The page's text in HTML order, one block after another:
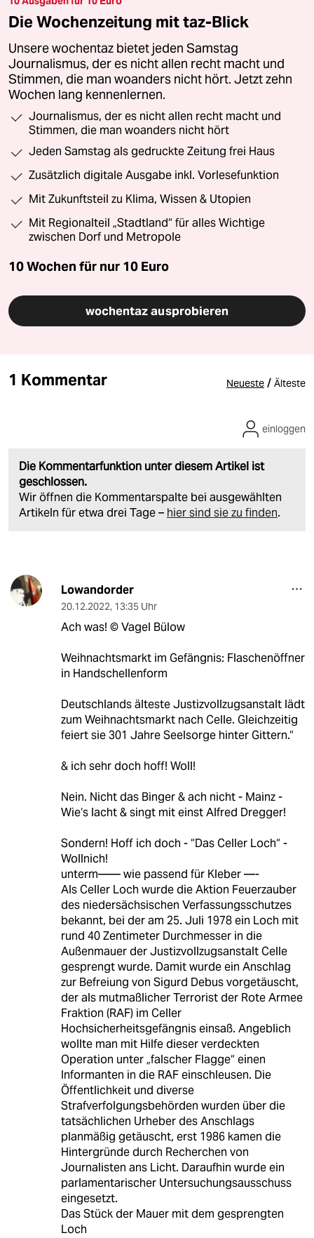
Die Wochenzeitung mit taz-Blick
Unsere wochentaz bietet jeden Samstag
Journalismus, der es nicht allen recht macht und
Stimmen, die man woanders nicht hört. Jetzt zehn
Wochen lang kennenlernen.
Journalismus, der es nicht allen recht macht und
Stimmen, die man woanders nicht hört
Jeden Samstag als gedruckte Zeitung frei Haus
Zusätzlich digitale Ausgabe inkl. Vorlesefunktion
Mit Zukunftsteil zu Klima, Wissen & Utopien
Mit Regionalteil „Stadtland“ für alles Wichtige
zwischen Dorf und Metropole
10 Wochen für nur 10 Euro
wochentaz ausprobieren
1 Kommentar Neueste / Älteste
Die Kommentarfunktion unter diesem Artikel ist
geschlossen.
Wir öffnen die Kommentarspalte bei ausgewählten
Artikeln für etwa drei Tage – hier sind sie zu finden.
einloggen
Lowandorder
20.12.2022, 13:35 Uhr
Ach was! ©️ Vagel Bülow
Weihnachtsmarkt im Gefängnis: Flaschenöffner
in Handschellenform
Deutschlands älteste Justizvollzugsanstalt lädt
zum Weihnachtsmarkt nach Celle. Gleichzeitig
feiert sie 301 Jahre Seelsorge hinter Gittern.“
& ich sehr doch hoff! Woll!
Nein. Nicht das Binger & ach nicht - Mainz -
Wie‘s lacht & singt mit einst Alfred Dregger!
Sondern! Hoff ich doch - “Das Celler Loch“ -
Wollnich!
unterm—— wie passend für Kleber —-
Als Celler Loch wurde die Aktion Feuerzauber
des niedersächsischen Verfassungsschutzes
bekannt, bei der am 25. Juli 1978 ein Loch mit
rund 40 Zentimeter Durchmesser in die
Außenmauer der Justizvollzugsanstalt Celle
gesprengt wurde. Damit wurde ein Anschlag
zur Befreiung von Sigurd Debus vorgetäuscht,
der als mutmaßlicher Terrorist der Rote Armee
Fraktion (RAF) im Celler
Hochsicherheitsgefängnis einsaß. Angeblich
wollte man mit Hilfe dieser verdeckten
Operation unter „falscher Flagge“ einen
Informanten in die RAF einschleusen. Die
Öffentlichkeit und diverse
Strafverfolgungsbehörden wurden über die
tatsächlichen Urheber des Anschlags
planmäßig getäuscht, erst 1986 kamen die
Hintergründe durch Recherchen von
Journalisten ans Licht. Daraufhin wurde ein
parlamentarischer Untersuchungsausschuss
eingesetzt.
Das Stück der Mauer mit dem gesprengten
Loch